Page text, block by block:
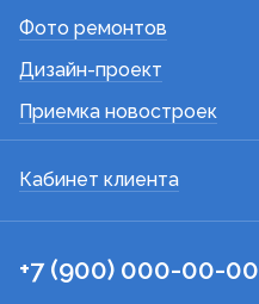
Фото ремонтов
Дизайн-проект
Приемка новостроек
Кабинет клиента
+7 (900) 000-00-00